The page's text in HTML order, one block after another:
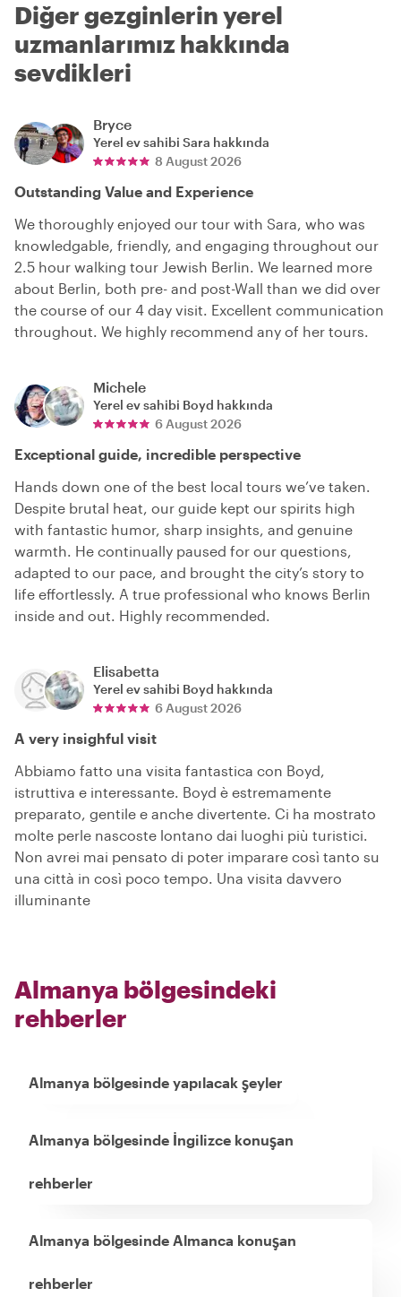
Diğer gezginlerin yerel
uzmanlarımız hakkında
sevdikleri
Bryce
Yerel ev sahibi Sara hakkında
8 August 2026
Outstanding Value and Experience
We thoroughly enjoyed our tour with Sara, who was
knowledgable, friendly, and engaging throughout our
2.5 hour walking tour Jewish Berlin. We learned more
about Berlin, both pre- and post-Wall than we did over
the course of our 4 day visit. Excellent communication
throughout. We highly recommend any of her tours.
Michele
Yerel ev sahibi Boyd hakkında
6 August 2026
Exceptional guide, incredible perspective
Hands down one of the best local tours we’ve taken.
Despite brutal heat, our guide kept our spirits high
with fantastic humor, sharp insights, and genuine
warmth. He continually paused for our questions,
adapted to our pace, and brought the city’s story to
life effortlessly. A true professional who knows Berlin
inside and out. Highly recommended.
Elisabetta
Yerel ev sahibi Boyd hakkında
6 August 2026
A very insighful visit
Abbiamo fatto una visita fantastica con Boyd,
istruttiva e interessante. Boyd è estremamente
preparato, gentile e anche divertente. Ci ha mostrato
molte perle nascoste lontano dai luoghi più turistici.
Non avrei mai pensato di poter imparare così tanto su
una città in così poco tempo. Una visita davvero
illuminante
Almanya bölgesindeki
rehberler
Almanya bölgesinde yapılacak şeyler
Almanya bölgesinde İngilizce konuşan
rehberler
Almanya bölgesinde Almanca konuşan
rehberler